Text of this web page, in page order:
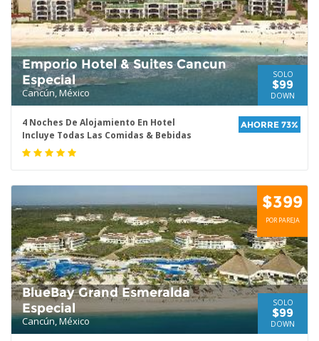
Emporio Hotel & Suites Cancun
Especial
Cancún, México
SOLO
$99
DOWN
4 Noches De Alojamiento En Hotel
Incluye Todas Las Comidas & Bebidas
AHORRE 73%
$399
POR PAREJA
BlueBay Grand Esmeralda
Especial
Cancún, México
SOLO
$99
DOWN